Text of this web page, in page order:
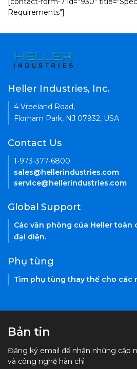
Requirements"]
Heller Industries, Inc.
4 Vreeland Road,
Florham Park, NJ 07932, USA
Contact Us
1-973-377-6800
sales@hellerindustries.com
service@hellerindustries.com
Global Support
Các văn phòng của Heller toàn
đại diện.
Phụ tùng
Tìm phụ tùng thay thế cho các
Bản tin
Đăng ký email để nhận những cập
và công nghệ hàn chì